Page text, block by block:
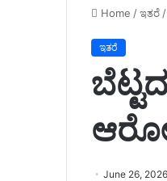
Home / ಇತರೆ /
ಇತರೆ
June 26, 2026